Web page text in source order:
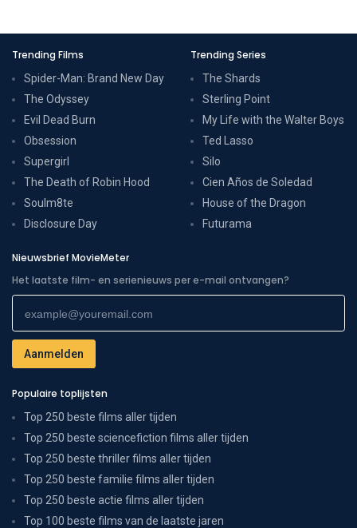
Trending Films
Spider-Man: Brand New Day
The Odyssey
Evil Dead Burn
Obsession
Supergirl
The Death of Robin Hood
Soulm8te
Disclosure Day
Trending Series
The Shards
Sterling Point
My Life with the Walter Boys
Ted Lasso
Silo
Cien Años de Soledad
House of the Dragon
Futurama
Nieuwsbrief MovieMeter
Het laatste film- en serienieuws per e-mail ontvangen?
Populaire toplijsten
Top 250 beste films aller tijden
Top 250 beste sciencefiction films aller tijden
Top 250 beste thriller films aller tijden
Top 250 beste familie films aller tijden
Top 250 beste actie films aller tijden
Top 100 beste films van de laatste jaren